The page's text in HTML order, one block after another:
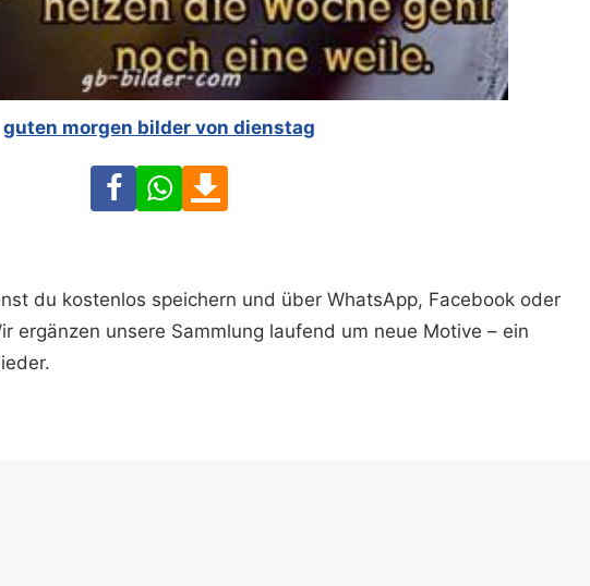
guten morgen bilder von dienstag
FacebookWhatsApp
du kostenlos speichern und über WhatsApp, Facebook oder
ergänzen unsere Sammlung laufend um neue Motive – ein